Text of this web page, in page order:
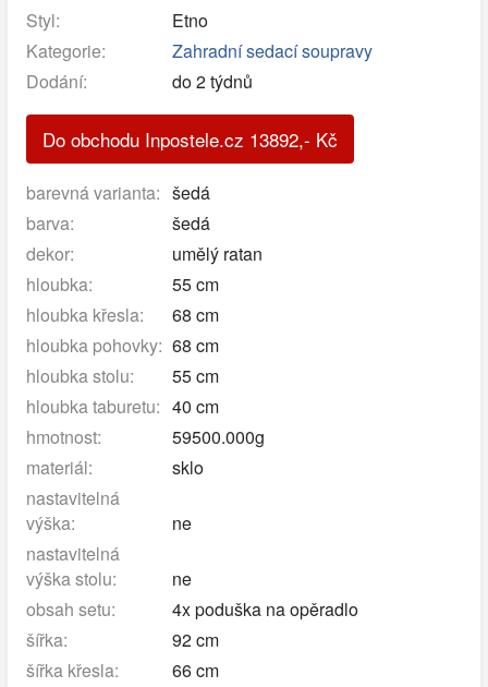
Styl:
Etno
Kategorie:
Zahradní sedací soupravy
Dodání:
do 2 týdnů
Do obchodu Inpostele.cz 13892,- Kč
barevná varianta: šedá
barva:
šedá
dekor:
umělý ratan
hloubka:
55 cm
hloubka křesla:
68 cm
hloubka pohovky: 68 cm
hloubka stolu:
55 cm
hloubka taburetu: 40 cm
hmotnost:
59500.000g
materiál:
sklo
nastavitelná
výška:
ne
nastavitelná
výška stolu:
ne
obsah setu:
4x poduška na opěradlo
šířka:
92 cm
šířka křesla:
66 cm